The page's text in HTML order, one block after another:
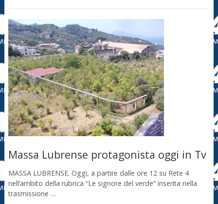
Massa Lubrense protagonista oggi in Tv
MASSA LUBRENSE. Oggi, a partire dalle ore 12 su Rete 4
nell’ambito della rubrica “Le signore del verde” inserita nella
trasmissione …